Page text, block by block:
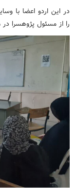
در این اردو اعضا با
را از مسئول پژوهسرا